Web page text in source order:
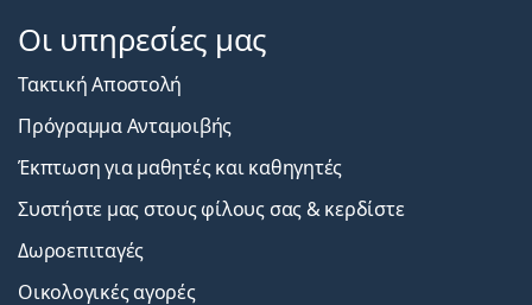
Οι υπηρεσίες μας
Τακτική Αποστολή
Πρόγραμμα Ανταμοιβής
Έκπτωση για μαθητές και καθηγητές
Συστήστε μας στους φίλους σας & κερδίστε
Δωροεπιταγές
Οικολογικές αγορές